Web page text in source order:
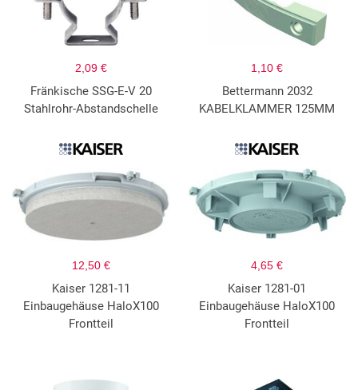
2,09 €
Fränkische SSG-E-V 20
Stahlrohr-Abstandschelle
1,10 €
Bettermann 2032
KABELKLAMMER 125MM
12,50 €
Kaiser 1281-11
Einbaugehäuse HaloX100
Frontteil
4,65 €
Kaiser 1281-01
Einbaugehäuse HaloX100
Frontteil